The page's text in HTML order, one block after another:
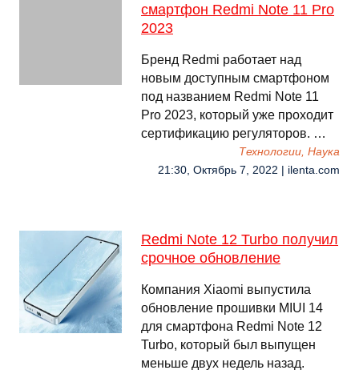
смартфон Redmi Note 11 Pro
2023
Бренд Redmi работает над
новым доступным смартфоном
под названием Redmi Note 11
Pro 2023, который уже проходит
сертификацию регуляторов. …
Технологии, Наука
21:30, Октябрь 7, 2022 | ilenta.com
Redmi Note 12 Turbo получил
срочное обновление
Компания Xiaomi выпустила
обновление прошивки MIUI 14
для смартфона Redmi Note 12
Turbo, который был выпущен
меньше двух недель назад.